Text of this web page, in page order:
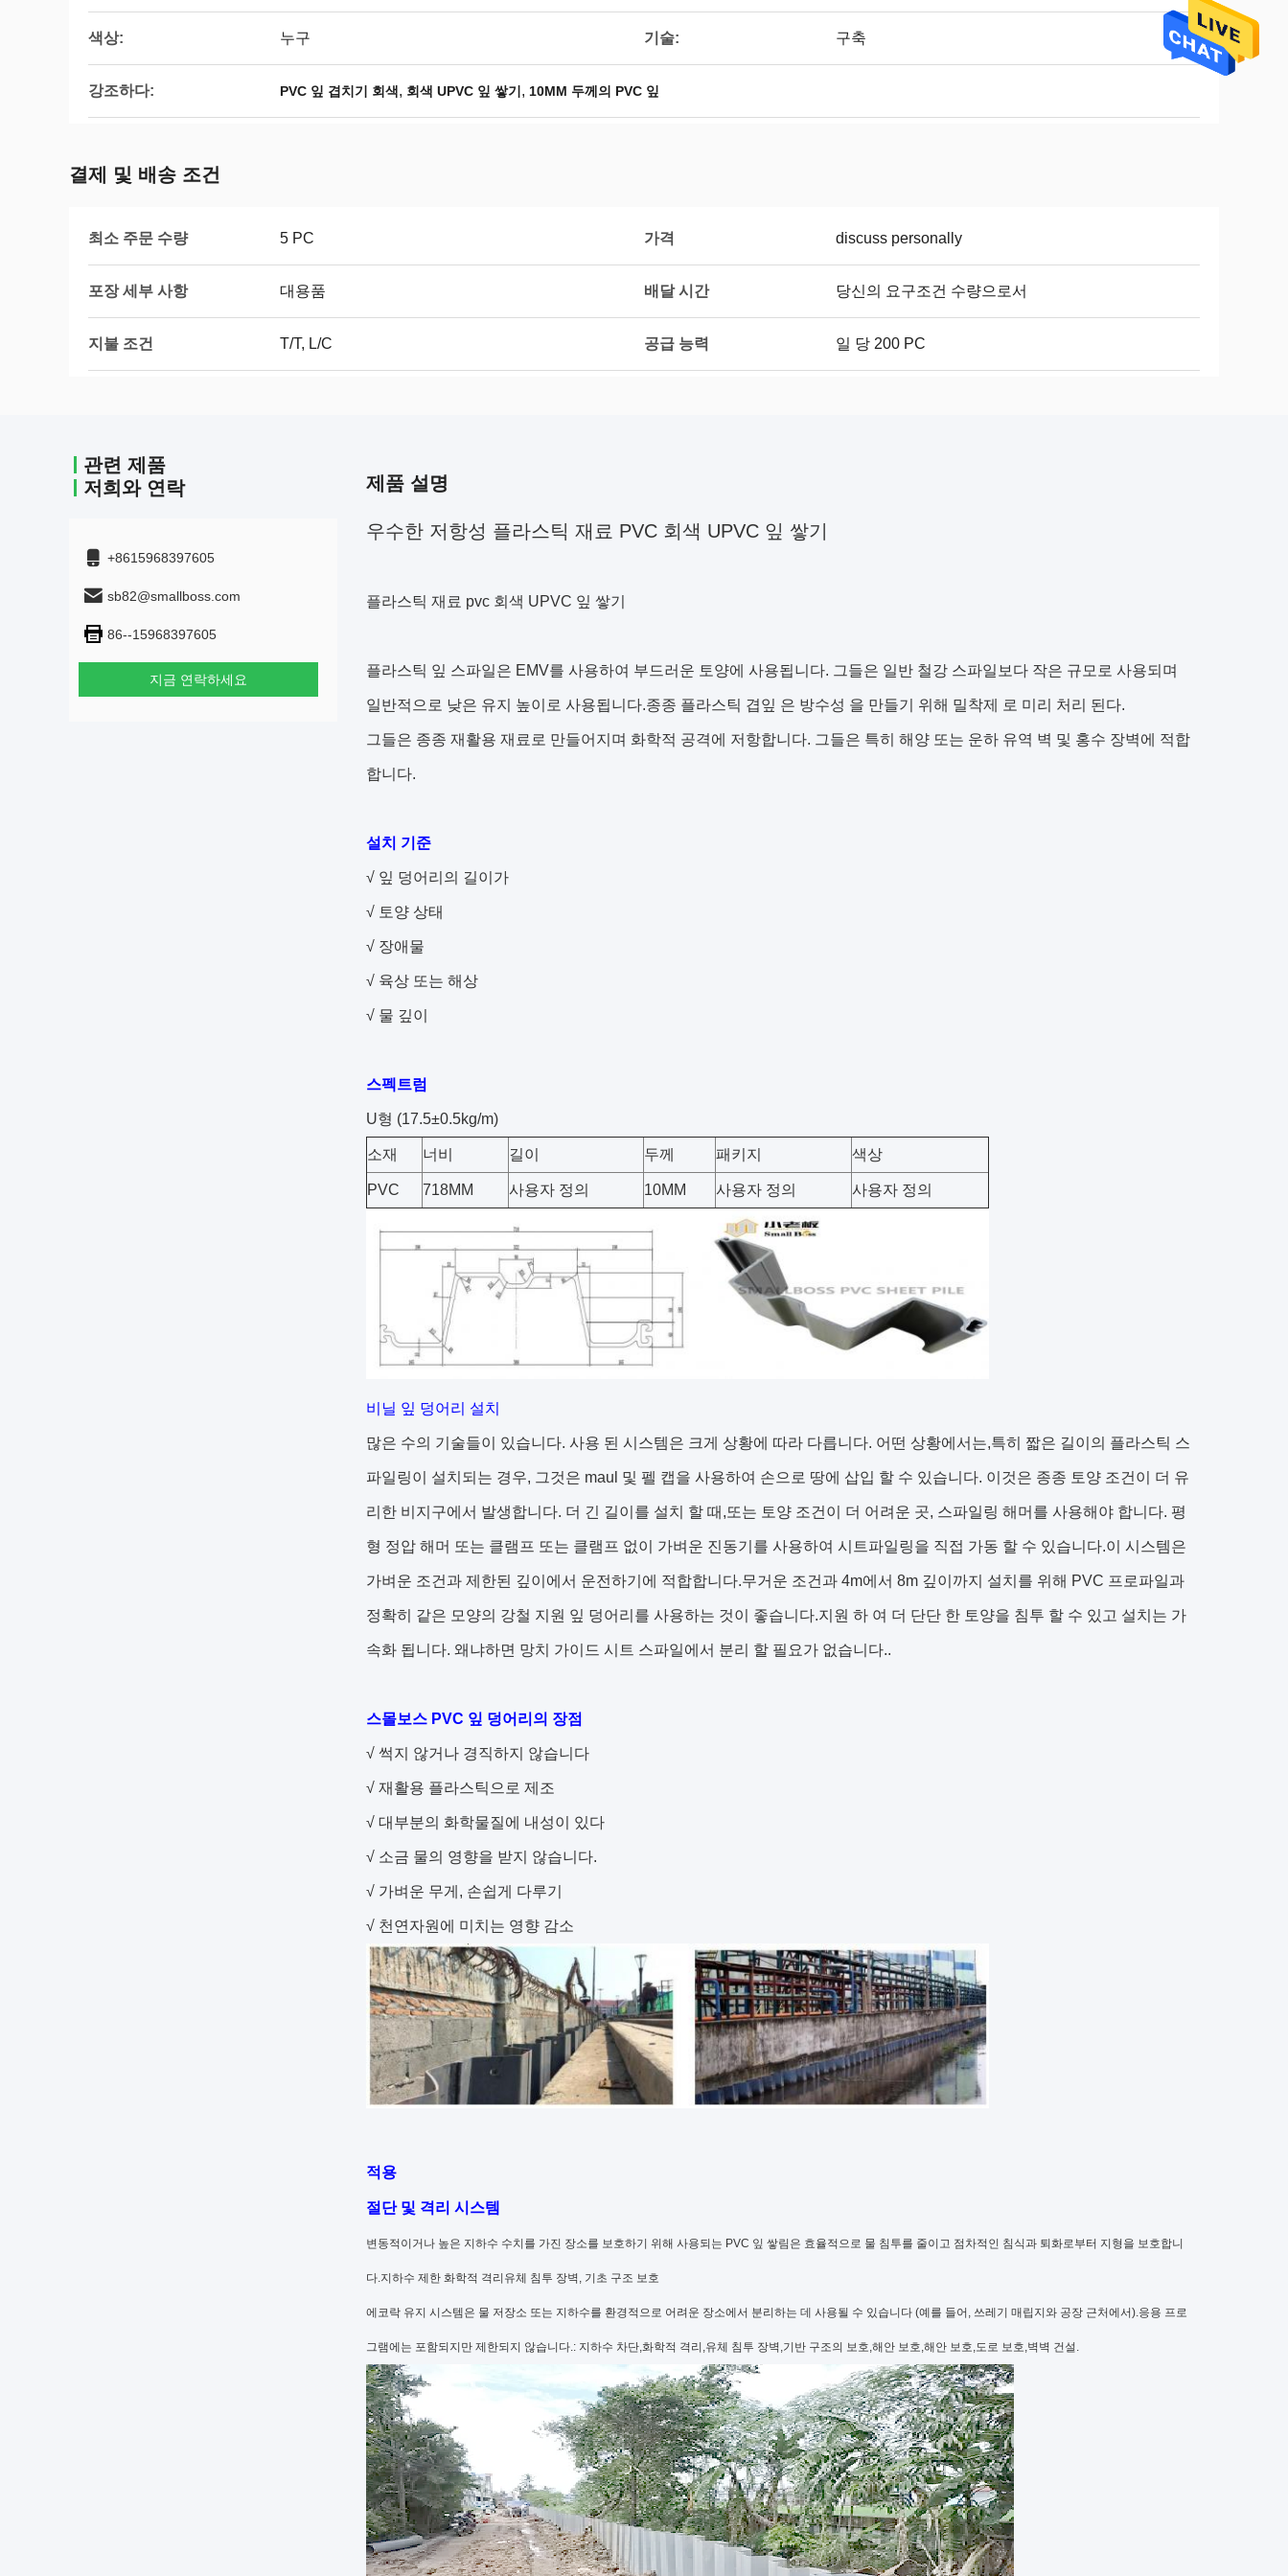
색상: 누구 기술: 구축
강조하다: PVC 잎 겹치기 회색, 회색 UPVC 잎 쌓기 , 10MM 두께의 PVC 잎
결제 및 배송 조건
최소 주문 수량 5 PC 가격 discuss personally
포장 세부 사항 대용품 배달 시간 당신의 요구조건 수량으로서
지불 조건 T/T, L/C 공급 능력 일 당 200 PC
관련 제품
저희와 연락
+8615968397605
sb82@smallboss.com
86--15968397605
지금 연락하세요
제품 설명
우수한 저항성 플라스틱 재료 PVC 회색 UPVC 잎 쌓기
플라스틱 재료 pvc 회색 UPVC 잎 쌓기
플라스틱 잎 스파일은 EMV를 사용하여 부드러운 토양에 사용됩니다. 그들은 일반 철강 스파일보다 작은 규모로 사용되며
일반적으로 낮은 유지 높이로 사용됩니다.종종 플라스틱 겹잎 은 방수성 을 만들기 위해 밀착제 로 미리 처리 된다.
그들은 종종 재활용 재료로 만들어지며 화학적 공격에 저항합니다. 그들은 특히 해양 또는 운하 유역 벽 및 홍수 장벽에 적합
합니다.
설치 기준
√ 잎 덩어리의 길이가
√ 토양 상태
√ 장애물
√ 육상 또는 해상
√ 물 깊이
스펙트럼
U형 (17.5±0.5kg/m)
소재 너비 길이 두께 패키지 색상
PVC 718MM 사용자 정의 10MM 사용자 정의 사용자 정의
비닐 잎 덩어리 설치
많은 수의 기술들이 있습니다. 사용 된 시스템은 크게 상황에 따라 다릅니다. 어떤 상황에서는,특히 짧은 길이의 플라스틱 스
파일링이 설치되는 경우, 그것은 maul 및 펠 캡을 사용하여 손으로 땅에 삽입 할 수 있습니다. 이것은 종종 토양 조건이 더 유
리한 비지구에서 발생합니다. 더 긴 길이를 설치 할 때,또는 토양 조건이 더 어려운 곳, 스파일링 해머를 사용해야 합니다. 평
형 정압 해머 또는 클램프 또는 클램프 없이 가벼운 진동기를 사용하여 시트파일링을 직접 가동 할 수 있습니다.이 시스템은
가벼운 조건과 제한된 깊이에서 운전하기에 적합합니다.무거운 조건과 4m에서 8m 깊이까지 설치를 위해 PVC 프로파일과
정확히 같은 모양의 강철 지원 잎 덩어리를 사용하는 것이 좋습니다.지원 하 여 더 단단 한 토양을 침투 할 수 있고 설치는 가
속화 됩니다. 왜냐하면 망치 가이드 시트 스파일에서 분리 할 필요가 없습니다..
스몰보스 PVC 잎 덩어리의 장점
√ 썩지 않거나 경직하지 않습니다
√ 재활용 플라스틱으로 제조
√ 대부분의 화학물질에 내성이 있다
√ 소금 물의 영향을 받지 않습니다.
√ 가벼운 무게, 손쉽게 다루기
√ 천연자원에 미치는 영향 감소
적용
절단 및 격리 시스템
변동적이거나 높은 지하수 수치를 가진 장소를 보호하기 위해 사용되는 PVC 잎 쌓림은 효율적으로 물 침투를 줄이고 점차적인 침식과 퇴화로부터 지형을 보호합니
다.지하수 제한 화학적 격리유체 침투 장벽, 기초 구조 보호
에코락 유지 시스템은 물 저장소 또는 지하수를 환경적으로 어려운 장소에서 분리하는 데 사용될 수 있습니다 (예를 들어, 쓰레기 매립지와 공장 근처에서).응용 프로
그램에는 포함되지만 제한되지 않습니다.: 지하수 차단,화학적 격리,유체 침투 장벽,기반 구조의 보호,해안 보호,해안 보호,도로 보호,벽벽 건설.